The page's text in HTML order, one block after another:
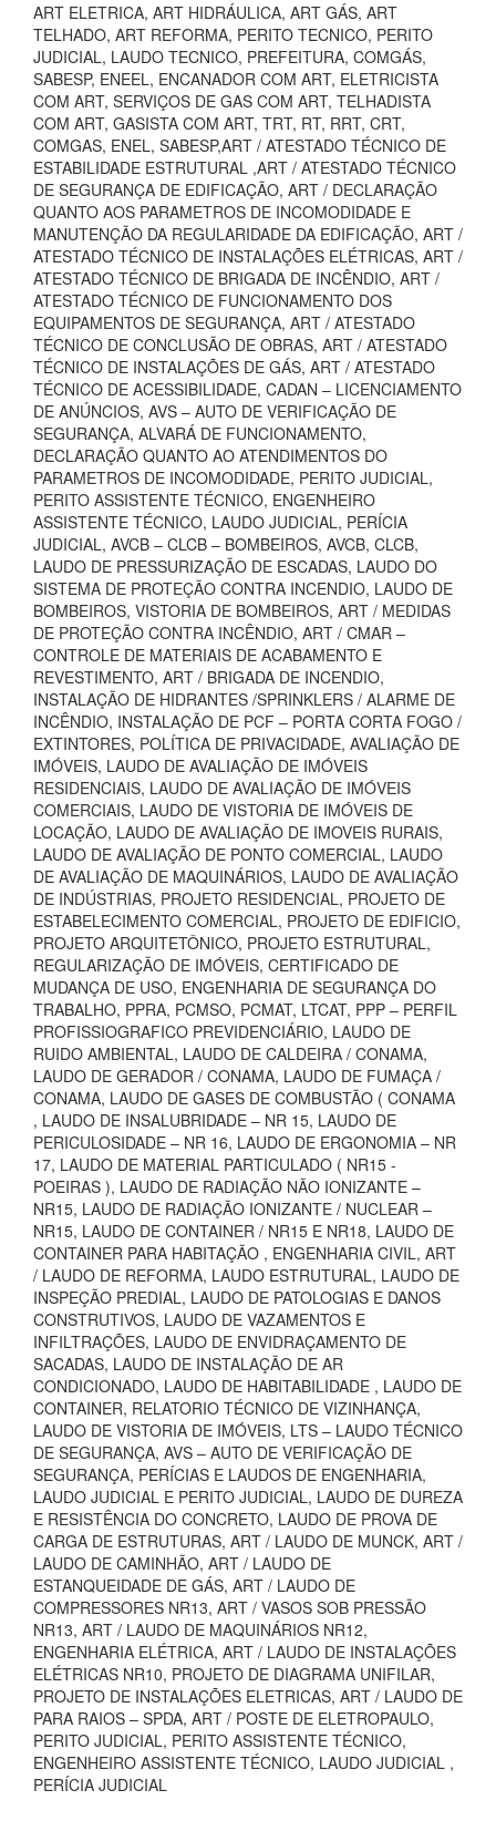
ART ELETRICA, ART HIDRÁULICA, ART GÁS, ART
TELHADO, ART REFORMA, PERITO TECNICO, PERITO
JUDICIAL, LAUDO TECNICO, PREFEITURA, COMGÁS,
SABESP, ENEEL, ENCANADOR COM ART, ELETRICISTA
COM ART, SERVIÇOS DE GAS COM ART, TELHADISTA
COM ART, GASISTA COM ART, TRT, RT, RRT, CRT,
COMGAS, ENEL, SABESP,ART / ATESTADO TÉCNICO DE
ESTABILIDADE ESTRUTURAL ,ART / ATESTADO TÉCNICO
DE SEGURANÇA DE EDIFICAÇÃO, ART / DECLARAÇÃO
QUANTO AOS PARAMETROS DE INCOMODIDADE E
MANUTENÇÃO DA REGULARIDADE DA EDIFICAÇÃO, ART /
ATESTADO TÉCNICO DE INSTALAÇÕES ELÉTRICAS, ART /
ATESTADO TÉCNICO DE BRIGADA DE INCÊNDIO, ART /
ATESTADO TÉCNICO DE FUNCIONAMENTO DOS
EQUIPAMENTOS DE SEGURANÇA, ART / ATESTADO
TÉCNICO DE CONCLUSÃO DE OBRAS, ART / ATESTADO
TÉCNICO DE INSTALAÇÕES DE GÁS, ART / ATESTADO
TÉCNICO DE ACESSIBILIDADE, CADAN – LICENCIAMENTO
DE ANÚNCIOS, AVS – AUTO DE VERIFICAÇÃO DE
SEGURANÇA, ALVARÁ DE FUNCIONAMENTO,
DECLARAÇÃO QUANTO AO ATENDIMENTOS DO
PARAMETROS DE INCOMODIDADE, PERITO JUDICIAL,
PERITO ASSISTENTE TÉCNICO, ENGENHEIRO
ASSISTENTE TÉCNICO, LAUDO JUDICIAL, PERÍCIA
JUDICIAL, AVCB – CLCB – BOMBEIROS, AVCB, CLCB,
LAUDO DE PRESSURIZAÇÃO DE ESCADAS, LAUDO DO
SISTEMA DE PROTEÇÃO CONTRA INCENDIO, LAUDO DE
BOMBEIROS, VISTORIA DE BOMBEIROS, ART / MEDIDAS
DE PROTEÇÃO CONTRA INCÊNDIO, ART / CMAR –
CONTROLE DE MATERIAIS DE ACABAMENTO E
REVESTIMENTO, ART / BRIGADA DE INCENDIO,
INSTALAÇÃO DE HIDRANTES /SPRINKLERS / ALARME DE
INCÊNDIO, INSTALAÇÃO DE PCF – PORTA CORTA FOGO /
EXTINTORES, POLÍTICA DE PRIVACIDADE, AVALIAÇÃO DE
IMÓVEIS, LAUDO DE AVALIAÇÃO DE IMÓVEIS
RESIDENCIAIS, LAUDO DE AVALIAÇÃO DE IMÓVEIS
COMERCIAIS, LAUDO DE VISTORIA DE IMÓVEIS DE
LOCAÇÃO, LAUDO DE AVALIAÇÃO DE IMOVEIS RURAIS,
LAUDO DE AVALIAÇÃO DE PONTO COMERCIAL, LAUDO
DE AVALIAÇÃO DE MAQUINÁRIOS, LAUDO DE AVALIAÇÃO
DE INDÚSTRIAS, PROJETO RESIDENCIAL, PROJETO DE
ESTABELECIMENTO COMERCIAL, PROJETO DE EDIFICIO,
PROJETO ARQUITETÔNICO, PROJETO ESTRUTURAL,
REGULARIZAÇÃO DE IMÓVEIS, CERTIFICADO DE
MUDANÇA DE USO, ENGENHARIA DE SEGURANÇA DO
TRABALHO, PPRA, PCMSO, PCMAT, LTCAT, PPP – PERFIL
PROFISSIOGRAFICO PREVIDENCIÁRIO, LAUDO DE
RUIDO AMBIENTAL, LAUDO DE CALDEIRA / CONAMA,
LAUDO DE GERADOR / CONAMA, LAUDO DE FUMAÇA /
CONAMA, LAUDO DE GASES DE COMBUSTÃO ( CONAMA
, LAUDO DE INSALUBRIDADE – NR 15, LAUDO DE
PERICULOSIDADE – NR 16, LAUDO DE ERGONOMIA – NR
17, LAUDO DE MATERIAL PARTICULADO ( NR15 -
POEIRAS ), LAUDO DE RADIAÇÃO NÃO IONIZANTE –
NR15, LAUDO DE RADIAÇÃO IONIZANTE / NUCLEAR –
NR15, LAUDO DE CONTAINER / NR15 E NR18, LAUDO DE
CONTAINER PARA HABITAÇÃO , ENGENHARIA CIVIL, ART
/ LAUDO DE REFORMA, LAUDO ESTRUTURAL, LAUDO DE
INSPEÇÃO PREDIAL, LAUDO DE PATOLOGIAS E DANOS
CONSTRUTIVOS, LAUDO DE VAZAMENTOS E
INFILTRAÇÕES, LAUDO DE ENVIDRAÇAMENTO DE
SACADAS, LAUDO DE INSTALAÇÃO DE AR
CONDICIONADO, LAUDO DE HABITABILIDADE , LAUDO DE
CONTAINER, RELATORIO TÉCNICO DE VIZINHANÇA,
LAUDO DE VISTORIA DE IMÓVEIS, LTS – LAUDO TÉCNICO
DE SEGURANÇA, AVS – AUTO DE VERIFICAÇÃO DE
SEGURANÇA, PERÍCIAS E LAUDOS DE ENGENHARIA,
LAUDO JUDICIAL E PERITO JUDICIAL, LAUDO DE DUREZA
E RESISTÊNCIA DO CONCRETO, LAUDO DE PROVA DE
CARGA DE ESTRUTURAS, ART / LAUDO DE MUNCK, ART /
LAUDO DE CAMINHÃO, ART / LAUDO DE
ESTANQUEIDADE DE GÁS, ART / LAUDO DE
COMPRESSORES NR13, ART / VASOS SOB PRESSÃO
NR13, ART / LAUDO DE MAQUINÁRIOS NR12,
ENGENHARIA ELÉTRICA, ART / LAUDO DE INSTALAÇÕES
ELÉTRICAS NR10, PROJETO DE DIAGRAMA UNIFILAR,
PROJETO DE INSTALAÇÕES ELETRICAS, ART / LAUDO DE
PARA RAIOS – SPDA, ART / POSTE DE ELETROPAULO,
PERITO JUDICIAL, PERITO ASSISTENTE TÉCNICO,
ENGENHEIRO ASSISTENTE TÉCNICO, LAUDO JUDICIAL ,
PERÍCIA JUDICIAL